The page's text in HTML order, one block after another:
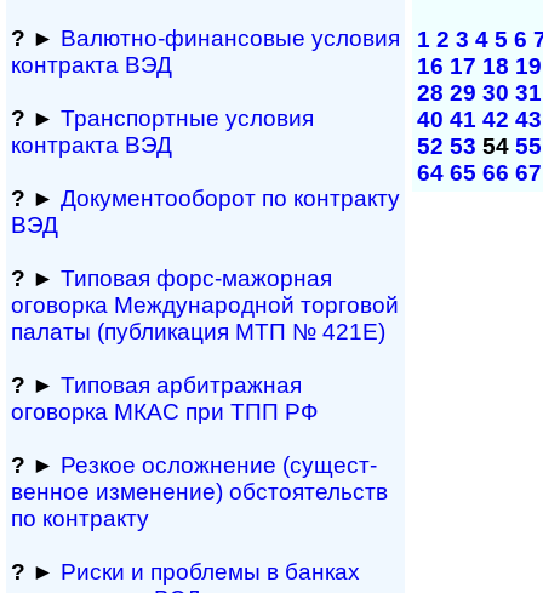
? ► Валютно-финансовые условия
контракта ВЭД
? ► Транспортные условия
контракта ВЭД
? ► Документооборот по контракту
ВЭД
? ► Типовая форс-мажор­ная
оговорка Междуна­род­ной торговой
палаты (публикация МТП № 421Е)
? ► Типовая арбитражная
оговорка МКАС при ТПП РФ
? ► Резкое осложнение (сущест­
вен­ное измене­ние) обсто­ятельств
по контракту
? ► Риски и проблемы в банках
1 2 3 4 5 6
16 17 18 19
28 29 30 31
40 41 42 43
52 53 54 55
64 65 66 67